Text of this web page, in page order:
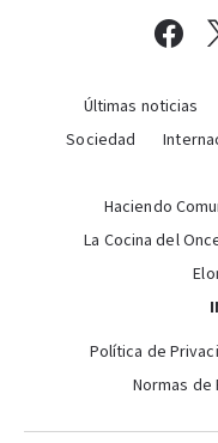
Últimas noticias
Sociedad
Haciendo
La Cocina del
Política de
Normas de